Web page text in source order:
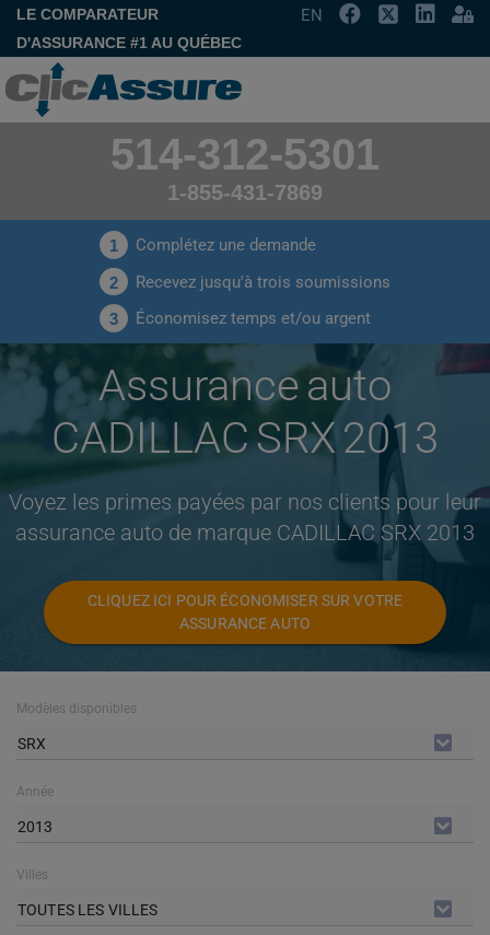
LE COMPARATEUR
D'ASSURANCE #1 AU QUÉBEC
EN
514-312-5301
1-855-431-7869
1 Complétez une demande
2 Recevez jusqu'à trois soumissions
3 Économisez temps et/ou argent
Assurance auto
CADILLAC SRX 2013
Voyez les primes payées par nos clients pour leur
assurance auto de marque CADILLAC SRX 2013
CLIQUEZ ICI POUR ÉCONOMISER SUR VOTRE
ASSURANCE AUTO
Modèles disponibles
SRX
Année
2013
Villes
TOUTES LES VILLES